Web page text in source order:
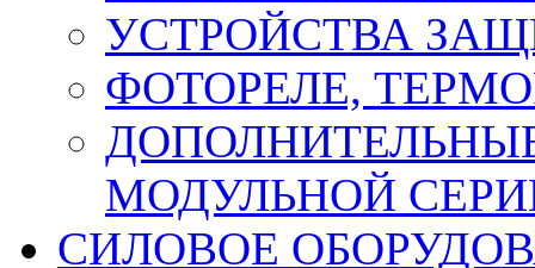
УСТРОЙСТВА
ФОТОРЕЛЕ,
МОДУЛЬНОЙ
СИЛОВОЕ